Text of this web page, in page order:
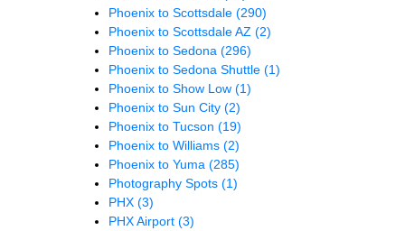
Phoenix to Scottsdale (290)
Phoenix to Scottsdale AZ (2)
Phoenix to Sedona (296)
Phoenix to Sedona Shuttle (1)
Phoenix to Show Low (1)
Phoenix to Sun City (2)
Phoenix to Tucson (19)
Phoenix to Williams (2)
Phoenix to Yuma (285)
Photography Spots (1)
PHX (3)
PHX Airport (3)